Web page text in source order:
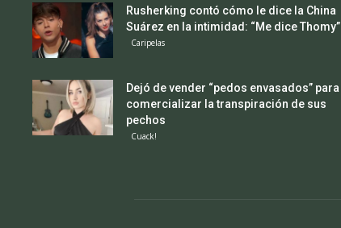
Rusherking contó cómo le dice la China
Suárez en la intimidad: “Me dice Thomy”
Caripelas
Dejó de vender “pedos envasados” para
comercializar la transpiración de sus
pechos
Cuack!